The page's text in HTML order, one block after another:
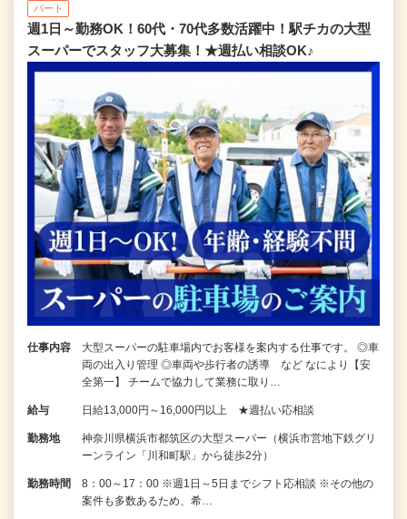
パート
週1日～勤務OK！60代・70代多数活躍中！駅チカの大型
スーパーでスタッフ大募集！★週払い相談OK♪
仕事内容
大型スーパーの駐車場内でお客様を案内する仕事です。 ◎車
両の出入り管理 ◎車両や歩行者の誘導 など なにより【安
全第一】 チームで協力して業務に取り…
給与 日給13,000円～16,000円以上 ★週払い応相談
勤務地
神奈川県横浜市都筑区の大型スーパー（横浜市営地下鉄グリ
ーンライン「川和町駅」から徒歩2分）
勤務時間
8：00～17：00 ※週1日～5日までシフト応相談 ※その他の
案件も多数あるため、希…